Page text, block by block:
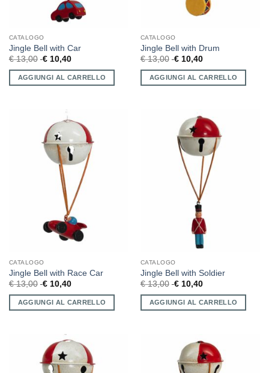
CATALOGO
Jingle Bell with Car
€13,00 €10,40
AGGIUNGI AL CARRELLO
CATALOGO
Jingle Bell with Drum
€13,00 €10,40
AGGIUNGI AL CARRELLO
CATALOGO
Jingle Bell with Race Car
€13,00 €10,40
AGGIUNGI AL CARRELLO
CATALOGO
Jingle Bell with Soldier
€13,00 €10,40
AGGIUNGI AL CARRELLO